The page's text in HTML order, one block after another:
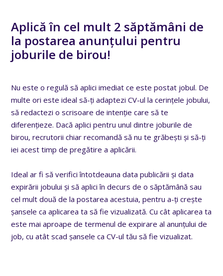
Aplică în cel mult 2 săptămâni de
la postarea anunțului pentru
joburile de birou!
Nu este o regulă să aplici imediat ce este postat jobul. De
multe ori este ideal să-ți adaptezi CV-ul la cerințele jobului,
să redactezi o scrisoare de intenție care să te
diferențieze. Dacă aplici pentru unul dintre joburile de
birou, recrutorii chiar recomandă să nu te grăbești și să-ți
iei acest timp de pregătire a aplicării.
Ideal ar fi să verifici întotdeauna data publicării și data
expirării jobului și să aplici în decurs de o săptămână sau
cel mult două de la postarea acestuia, pentru a-ți crește
șansele ca aplicarea ta să fie vizualizată. Cu cât aplicarea ta
este mai aproape de termenul de expirare al anunțului de
job, cu atât scad șansele ca CV-ul tău să fie vizualizat.